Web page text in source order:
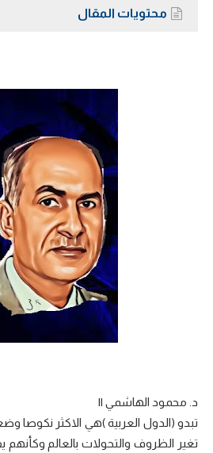
محتويات المقال
د. محمود الهاشمي ||
تبدو (الدول العربية )هي الاكثر نكوصا
تغير الظروف والتحولات بالعالم